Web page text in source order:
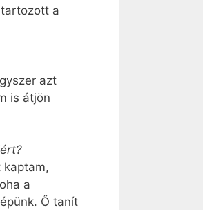
a
azt
is átjön
kaptam,
a
Ő tanít